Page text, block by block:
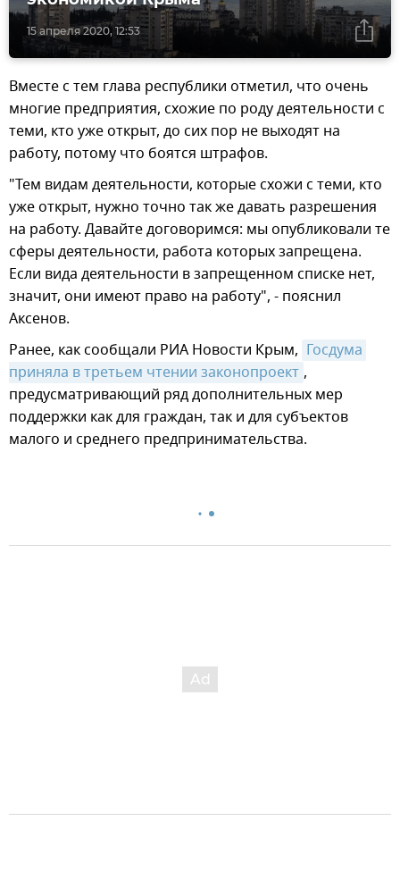
15 апреля 2020, 12:53
Вместе с тем глава республики отметил, что очень
многие предприятия, схожие по роду деятельности с
теми, кто уже открыт, до сих пор не выходят на
работу, потому что боятся штрафов.
"Тем видам деятельности, которые схожи с теми, кто
уже открыт, нужно точно так же давать разрешения
на работу. Давайте договоримся: мы опубликовали те
сферы деятельности, работа которых запрещена.
Если вида деятельности в запрещенном списке нет,
значит, они имеют право на работу", - пояснил
Аксенов.
Ранее, как сообщали РИА Новости Крым, Госдума
приняла в третьем чтении законопроект ,
предусматривающий ряд дополнительных мер
поддержки как для граждан, так и для субъектов
малого и среднего предпринимательства.